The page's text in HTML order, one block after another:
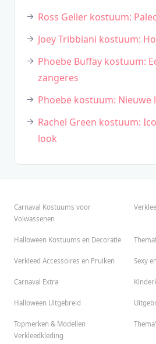
Ross Geller kostuum:
Joey Tribbiani kostuum:
Phoebe Buffay kostuum:
zangeres
Phoebe kostuum: Nieuwe
Rachel Green kostuum:
look
Carnaval Kostuums voor
Volwassenen
Halloween Kostuums en Decoratie
Verkleed Accessoires en Pruiken Sexy
Carnaval Extra
Halloween Uitgebreid
Topmerken & Modellen
Verkleedkleding